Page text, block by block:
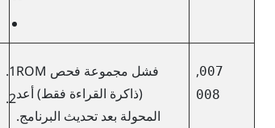
007
,
008
فشل مجموعة فحص ROM
(ذاكرة القراءة فقط) أعد
المحولة بعد تحديث البرنامج.